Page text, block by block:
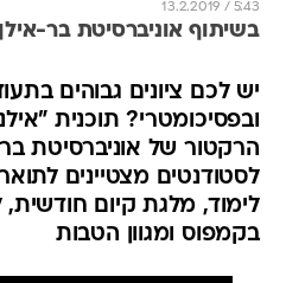
13.2.2019 / 5:43
בשיתוף אוניברסיטת בר-אילן
יש לכם ציונים גבוהים
ובפסיכומטרי? תוכנית
הרקטור של אוניברסיטת
לסטודנטים מצטיינים
לימוד, מלגת קיום חודשית,
בקמפוס ומגוון הטבות